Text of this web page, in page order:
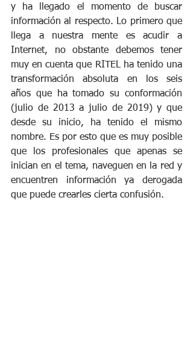
y ha llegado el momento de buscar
información al respecto. Lo primero que
llega a nuestra mente es acudir a
Internet, no obstante debemos tener
muy en cuenta que RITEL ha tenido una
transformación absoluta en los seis
años que ha tomado su conformación
(julio de 2013 a julio de 2019) y que
desde su inicio, ha tenido el mismo
nombre. Es por esto que es muy posible
que los profesionales que apenas se
inician en el tema, naveguen en la red y
encuentren información ya derogada
que puede crearles cierta confusión.